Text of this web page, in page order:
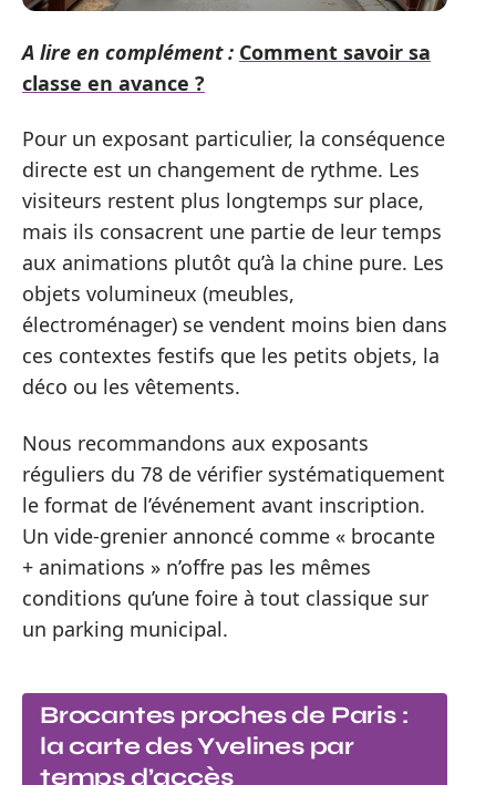
A lire en complément : Comment savoir sa
classe en avance ?
Pour un exposant particulier, la conséquence
directe est un changement de rythme. Les
visiteurs restent plus longtemps sur place,
mais ils consacrent une partie de leur temps
aux animations plutôt qu’à la chine pure. Les
objets volumineux (meubles,
électroménager) se vendent moins bien dans
ces contextes festifs que les petits objets, la
déco ou les vêtements.
Nous recommandons aux exposants
réguliers du 78 de vérifier systématiquement
le format de l’événement avant inscription.
Un vide-grenier annoncé comme « brocante
+ animations » n’offre pas les mêmes
conditions qu’une foire à tout classique sur
un parking municipal.
Brocantes proches de Paris :
la carte des Yvelines par
temps d’accès